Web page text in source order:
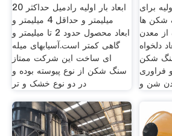
ابعاد بار اولیه رادمیل حداکثر 20
میلیمتر و حداقل 4 میلیمتر و
ابعاد محصول حدود 2 تا میلیمتر و
گاهی کمتر است.آسیابهای میله
ای ساخت این شرکت ممتاز
سنگ شکن از نوع پیوسته بوده و
در دو نوع خشک و تر
برای
شکن ها
از معدن
دلخواه
سنگ شکن
فراوری
شن و